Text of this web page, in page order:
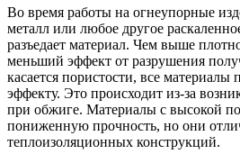
Во время работы на огнеупорные
металл или любое другое
разъедает материал. Чем выше
меньший эффект от разрушения
касается пористости, все
эффекту. Это происходит из-за
при обжиге. Материалы с высокой
пониженную прочность, но они
теплоизоляционных конструкций.